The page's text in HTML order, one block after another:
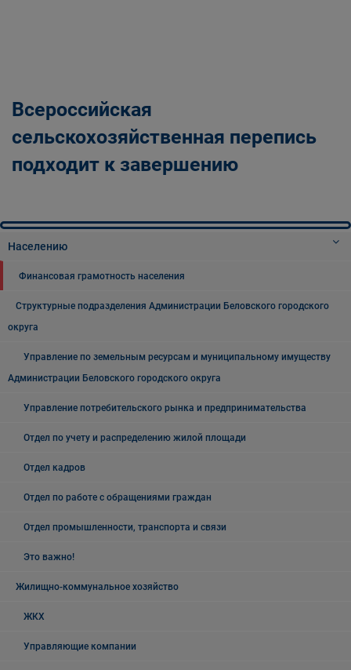
Всероссийская
сельскохозяйственная перепись
подходит к завершению
Населению
Финансовая грамотность населения
Структурные подразделения Администрации Беловского городского
округа
Управление по земельным ресурсам и муниципальному имуществу
Администрации Беловского городского округа
Управление потребительского рынка и предпринимательства
Отдел по учету и распределению жилой площади
Отдел кадров
Отдел по работе с обращениями граждан
Отдел промышленности, транспорта и связи
Это важно!
Жилищно-коммунальное хозяйство
ЖКХ
Управляющие компании